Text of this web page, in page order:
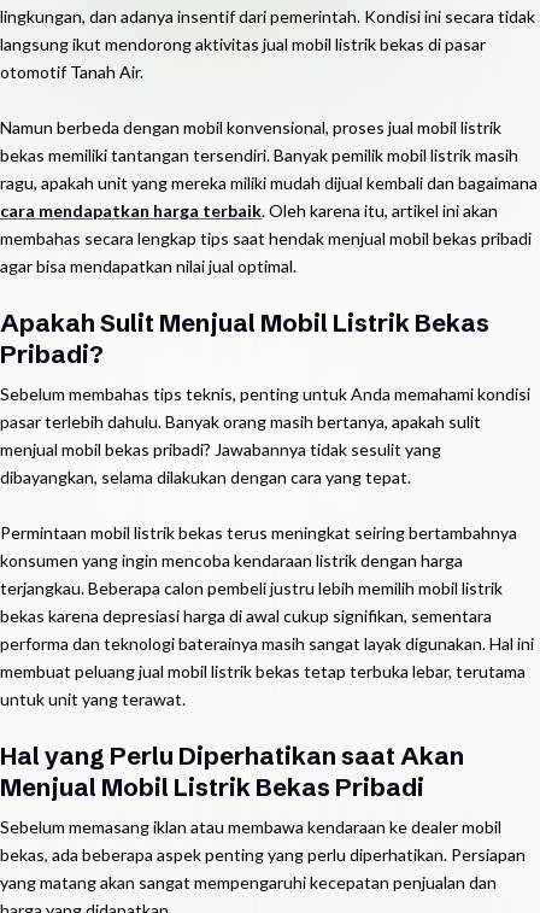
lingkungan, dan adanya insentif dari pemerintah. Kondisi ini secara tidak
langsung ikut mendorong aktivitas jual mobil listrik bekas di pasar
otomotif Tanah Air.
Namun berbeda dengan mobil konvensional, proses jual mobil listrik
bekas memiliki tantangan tersendiri. Banyak pemilik mobil listrik masih
ragu, apakah unit yang mereka miliki mudah dijual kembali dan bagaimana
cara mendapatkan harga terbaik. Oleh karena itu, artikel ini akan
membahas secara lengkap tips saat hendak menjual mobil bekas pribadi
agar bisa mendapatkan nilai jual optimal.
Apakah Sulit Menjual Mobil Listrik Bekas
Pribadi?
Sebelum membahas tips teknis, penting untuk Anda memahami kondisi
pasar terlebih dahulu. Banyak orang masih bertanya, apakah sulit
menjual mobil bekas pribadi? Jawabannya tidak sesulit yang
dibayangkan, selama dilakukan dengan cara yang tepat.
Permintaan mobil listrik bekas terus meningkat seiring bertambahnya
konsumen yang ingin mencoba kendaraan listrik dengan harga
terjangkau. Beberapa calon pembeli justru lebih memilih mobil listrik
bekas karena depresiasi harga di awal cukup signifikan, sementara
performa dan teknologi baterainya masih sangat layak digunakan. Hal ini
membuat peluang jual mobil listrik bekas tetap terbuka lebar, terutama
untuk unit yang terawat.
Hal yang Perlu Diperhatikan saat Akan
Menjual Mobil Listrik Bekas Pribadi
Sebelum memasang iklan atau membawa kendaraan ke dealer mobil
bekas, ada beberapa aspek penting yang perlu diperhatikan. Persiapan
yang matang akan sangat mempengaruhi kecepatan penjualan dan